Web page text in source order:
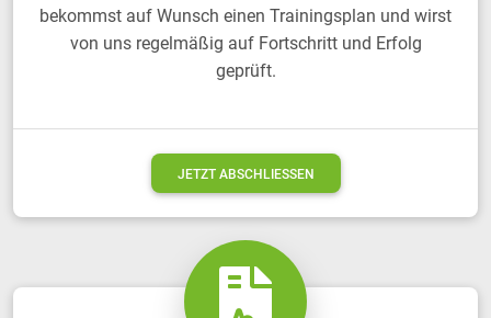
bekommst auf Wunsch einen Trainingsplan und wirst
von uns regelmäßig auf Fortschritt und Erfolg
geprüft.
JETZT ABSCHLIESSEN